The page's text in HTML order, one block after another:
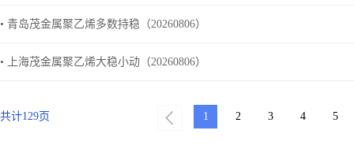
• 青岛茂金属聚乙烯多数持稳（20260806）
• 上海茂金属聚乙烯大稳小动（20260806）
共计129页 1 2 3 4 5